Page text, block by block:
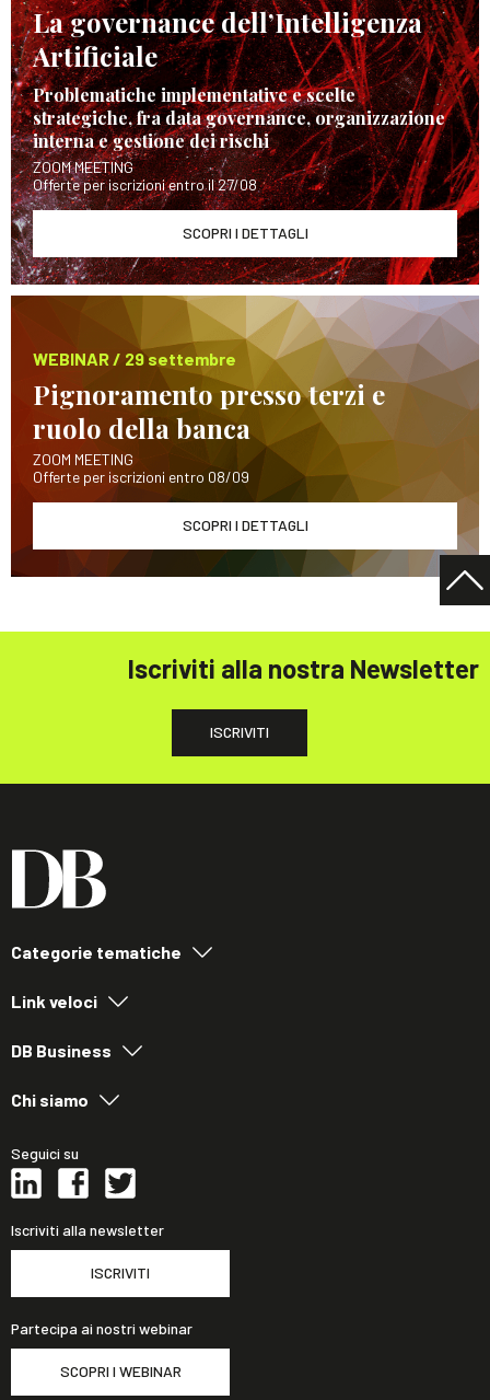
La governance dell’Intelligenza
Artificiale
Problematiche implementative e scelte
strategiche, fra data governance, organizzazione
interna e gestione dei rischi
ZOOM MEETING
Offerte per iscrizioni entro il 27/08
SCOPRI I DETTAGLI
WEBINAR / 29 settembre
Pignoramento presso terzi e
ruolo della banca
ZOOM MEETING
Offerte per iscrizioni entro 08/09
SCOPRI I DETTAGLI
Iscriviti alla nostra Newsletter
ISCRIVITI
Categorie tematiche
Link veloci
DB Business
Chi siamo
Seguici su
Iscriviti alla newsletter
ISCRIVITI
Partecipa ai nostri webinar
SCOPRI I WEBINAR